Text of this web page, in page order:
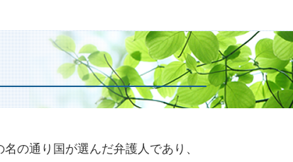
の通り国が選んだ弁護人であり、